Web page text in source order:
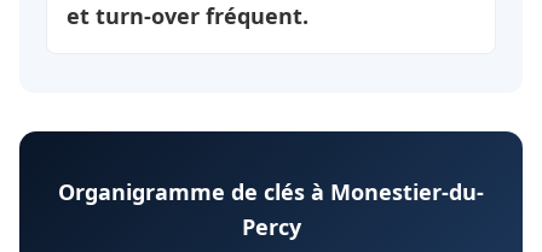
et turn-over fréquent.
Organigramme de clés à Monestier-du-
Percy